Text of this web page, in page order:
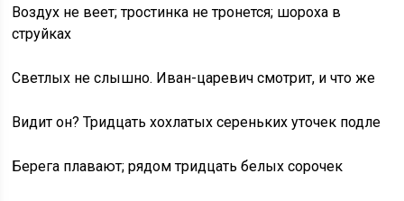
Воздух не веет; тростинка не тронется; шороха в
струйках
Светлых не слышно. Иван-царевич смотрит, и что же
Видит он? Тридцать хохлатых сереньких уточек подле
Берега плавают; рядом тридцать белых сорочек